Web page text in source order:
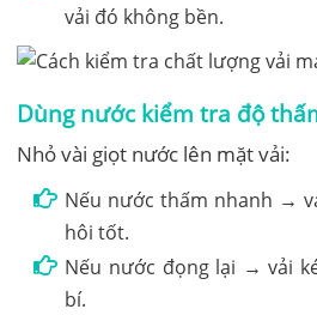
vải đó không bền.
Dùng nước kiểm tra độ
Nhỏ vài giọt nước lên mặt vải:
Nếu nước thấm nhanh →
hôi tốt.
Nếu nước đọng lại → vải
bí.